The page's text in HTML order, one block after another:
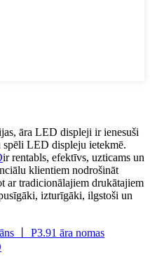
āra LED displeji ir ienesuši
LED displeju ietekmē.
ir rentabls, efektīvs, uzticams un
klientiem nodrošināt
ar tradicionālajiem drukātajiem
izturīgāki, ilgstoši un